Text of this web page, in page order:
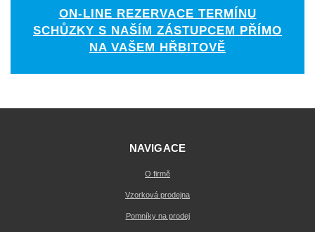
ON-LINE REZERVACE TERMÍNU
SCHŮZKY S NAŠÍM ZÁSTUPCEM PŘÍMO
NA VAŠEM HŘBITOVĚ
NAVIGACE
O firmě
Vzorková prodejna
Pomníky na prodej